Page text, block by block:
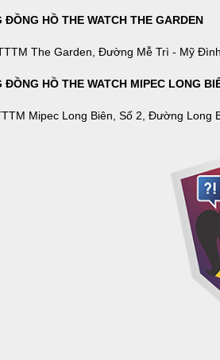
ĐỒNG HỒ THE WATCH THE GARDEN
The Garden, Đường Mễ Trì - Mỹ
ĐỒNG HỒ THE WATCH MIPEC LONG
Mipec Long Biên, Số 2, Đường Long